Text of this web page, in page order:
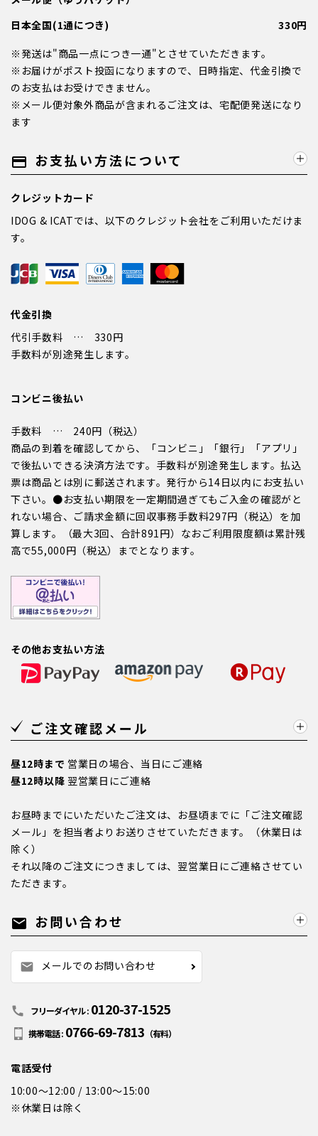
日本全国(1通につき)
330円
※発送は"商品一点につき一通"とさせていただきます。
※お届けがポスト投函になりますので、日時指定、代金引換で
のお支払はお受けできません。
※メール便対象外商品が含まれるご注文は、宅配便発送になり
ます
payment お支払い方法について
クレジットカード
IDOG & ICATでは、以下のクレジット会社をご利用いただけま
す。
代金引換
代引手数料 … 330円
手数料が別途発生します。
コンビニ後払い
手数料 … 240円（税込）
商品の到着を確認してから、「コンビニ」「銀行」「アプリ」
で後払いできる決済方法です。手数料が別途発生します。払込
票は商品とは別に郵送されます。発行から14日以内にお支払い
下さい。●お支払い期限を一定期間過ぎてもご入金の確認がと
れない場合、ご請求金額に回収事務手数料297円（税込）を加
算します。（最大3回、合計891円）なおご利用限度額は累計残
高で55,000円（税込）までとなります。
その他お支払い方法
ご注文確認メール
昼12時まで 営業日の場合、当日にご連絡
昼12時以降 翌営業日にご連絡
お昼時までにいただいたご注文は、お昼頃までに「ご注文確認
メール」を担当者よりお送りさせていただきます。（休業日は
除く）
それ以降のご注文につきましては、翌営業日にご連絡させてい
ただきます。
mail お問い合わせ
mail メールでのお問い合わせ
call フリーダイヤル : 0120-37-1525
携帯電話 : 0766-69-7813 （有料）
電話受付
10:00～12:00 / 13:00～15:00
※休業日は除く